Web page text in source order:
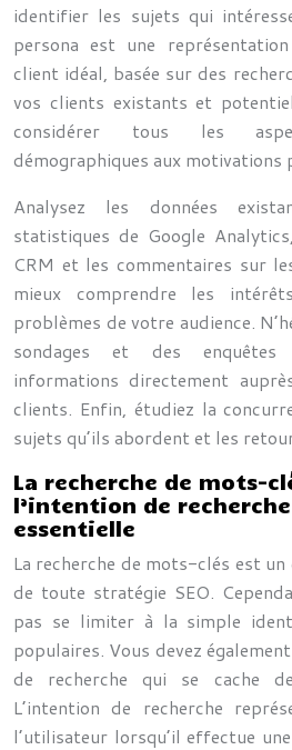
identifier les sujets qui
persona est une
client idéal, basée sur des
vos clients existants et
considérer tous les
démographiques aux motivations
Analysez les données
statistiques de Google
CRM et les commentaires sur
mieux comprendre les
problèmes de votre audience.
sondages et des
informations directement
clients. Enfin, étudiez la
sujets qu’ils abordent et les
La recherche de mots-
l’intention de
essentielle
La recherche de mots-clés est
de toute stratégie SEO.
pas se limiter à la simple
populaires. Vous devez
de recherche qui se cache
L’intention de recherche
l’utilisateur lorsqu’il effectue